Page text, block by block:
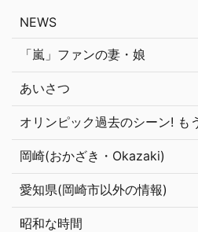
NEWS
「嵐」ファンの妻・娘
あいさつ
オリンピック過去のシーン! も
岡崎(おかざき・Okazaki)
愛知県(岡崎市以外の情報)
昭和な時間